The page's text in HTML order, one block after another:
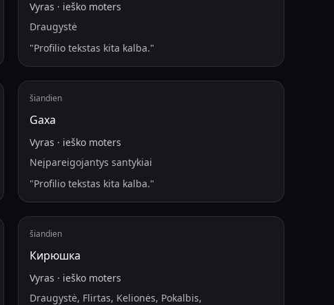
Vyras · ieško moters
Draugystė
"Profilio tekstas kita kalba."
šiandien
Gaxa
Vyras · ieško moters
Neįpareigojantys santykiai
"Profilio tekstas kita kalba."
šiandien
Кирюшка
Vyras · ieško moters
Draugystė, Flirtas, Kelionės, Pokalbis,